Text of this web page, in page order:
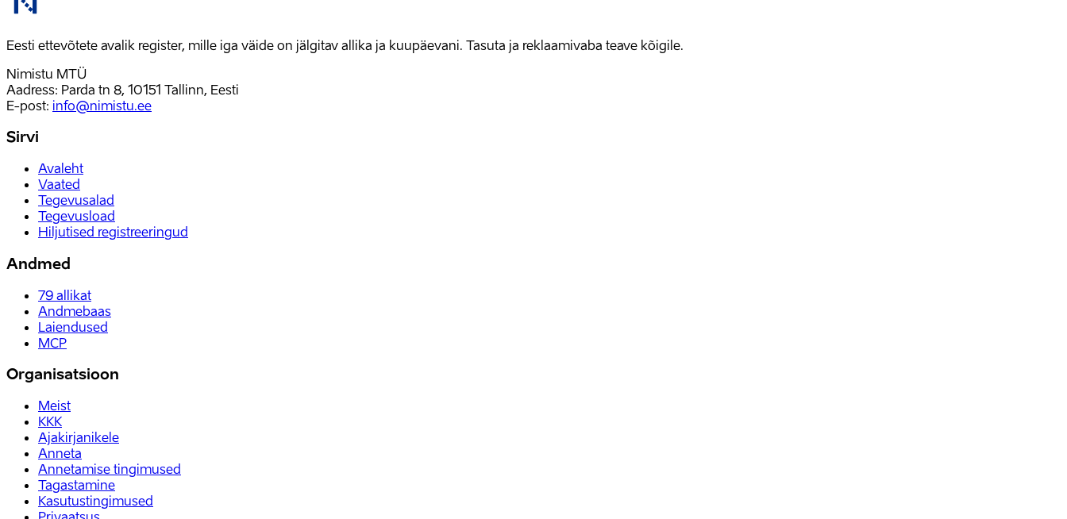
Eesti ettevõtete avalik register, mille iga väide on jälgitav allika ja kuupäevani. Tasuta ja reklaamivaba teave kõigile.
Nimistu MTÜ
Aadress: Parda tn 8, 10151 Tallinn, Eesti
E-post: info@nimistu.ee
Sirvi
Avaleht
Vaated
Tegevusalad
Tegevusload
Hiljutised registreeringud
Andmed
79 allikat
Andmebaas
Laiendused
MCP
Organisatsioon
Meist
KKK
Ajakirjanikele
Anneta
Annetamise tingimused
Tagastamine
Kasutustingimused